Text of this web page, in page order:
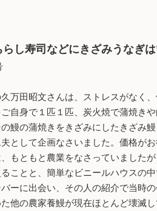
らし寿司などにきざみうなぎ
万田昭文さんは、ストレスがなく
自身で１匹１匹、炭火焼で蒲焼き
鰻の蒲焼きをきざみにしたきざみ
として企画なさいました。価格が
もともと農業をなさっていました
ことと、簡単なビニールハウスの
ーに出会い、その人の紹介で当時
他の農家養鰻が現在ほとんど壊滅